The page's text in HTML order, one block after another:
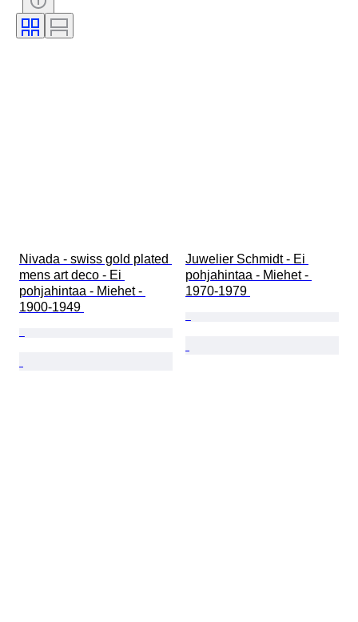
Kellon rannekkeen materiaali
Malli
Nivada - swiss gold plated
mens art deco - Ei
pohjahintaa - Miehet -
1900-1949
Juwelier Schmidt - Ei
pohjahintaa - Miehet -
1970-1979